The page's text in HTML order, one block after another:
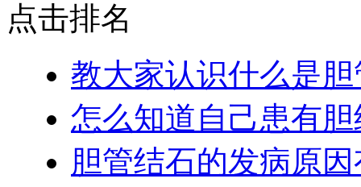
点击排名
教大家认识什么是
怎么知道自己患有
胆管结石的发病原